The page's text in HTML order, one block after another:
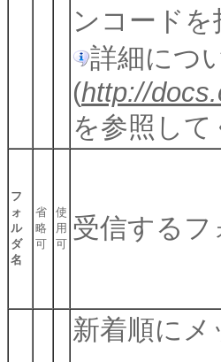
ンコードを
詳細につ
(http://
を参照して
フ
ォ
ル
ダ
名
省
略
可
使
用
可
受信する
新着順に